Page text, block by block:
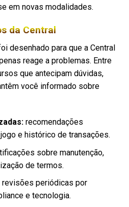
em novas modalidades.
da Central
desenhado para que a Central
reage a problemas. Entre
que antecipam dúvidas,
você informado sobre
recomendações
e histórico de transações.
sobre manutenção,
de termos.
revisões periódicas por
e tecnologia.